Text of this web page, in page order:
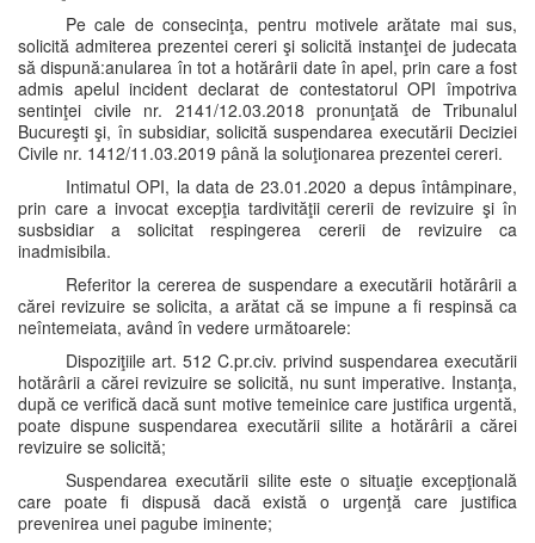
Pe cale de consecinţa, pentru motivele arătate mai sus,
solicită admiterea prezentei cereri şi solicită instanţei de judecata
să dispună:anularea în tot a hotărârii date în apel, prin care a fost
admis apelul incident declarat de contestatorul OPI împotriva
sentinţei civile nr. 2141/12.03.2018 pronunţată de Tribunalul
Bucureşti şi, în subsidiar, solicită suspendarea executării Deciziei
Civile nr. 1412/11.03.2019 până la soluţionarea prezentei cereri.
Intimatul OPI, la data de 23.01.2020 a depus întâmpinare,
prin care a invocat excepţia tardivităţii cererii de revizuire şi în
susbsidiar a solicitat respingerea cererii de revizuire ca
inadmisibila.
Referitor la cererea de suspendare a executării hotărârii a
cărei revizuire se solicita, a arătat că se impune a fi respinsă ca
neîntemeiata, având în vedere următoarele:
Dispoziţiile art. 512 C.pr.civ. privind suspendarea executării
hotărârii a cărei revizuire se solicită, nu sunt imperative. Instanţa,
după ce verifică dacă sunt motive temeinice care justifica urgentă,
poate dispune suspendarea executării silite a hotărârii a cărei
revizuire se solicită;
Suspendarea executării silite este o situaţie excepţională
care poate fi dispusă dacă există o urgenţă care justifica
prevenirea unei pagube iminente;